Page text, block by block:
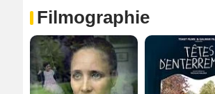
Filmographie